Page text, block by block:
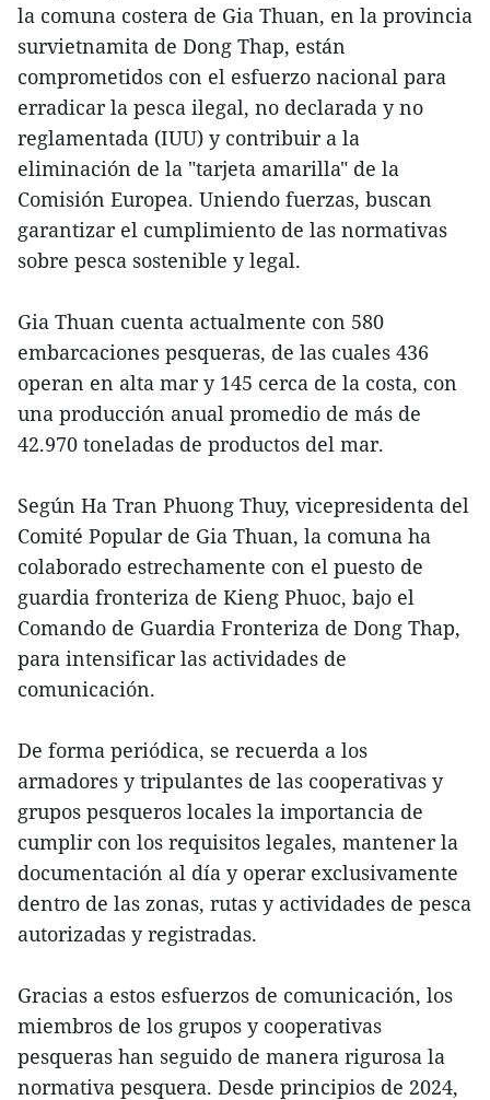
la comuna costera de Gia Thuan, en la provincia
survietnamita de Dong Thap, están
comprometidos con el esfuerzo nacional para
erradicar la pesca ilegal, no declarada y no
reglamentada (IUU) y contribuir a la
eliminación de la "tarjeta amarilla" de la
Comisión Europea. Uniendo fuerzas, buscan
garantizar el cumplimiento de las normativas
sobre pesca sostenible y legal.
Gia Thuan cuenta actualmente con 580
embarcaciones pesqueras, de las cuales 436
operan en alta mar y 145 cerca de la costa, con
una producción anual promedio de más de
42.970 toneladas de productos del mar.
Según Ha Tran Phuong Thuy, vicepresidenta del
Comité Popular de Gia Thuan, la comuna ha
colaborado estrechamente con el puesto de
guardia fronteriza de Kieng Phuoc, bajo el
Comando de Guardia Fronteriza de Dong Thap,
para intensificar las actividades de
comunicación.
De forma periódica, se recuerda a los
armadores y tripulantes de las cooperativas y
grupos pesqueros locales la importancia de
cumplir con los requisitos legales, mantener la
documentación al día y operar exclusivamente
dentro de las zonas, rutas y actividades de pesca
autorizadas y registradas.
Gracias a estos esfuerzos de comunicación, los
miembros de los grupos y cooperativas
pesqueras han seguido de manera rigurosa la
normativa pesquera. Desde principios de 2024,